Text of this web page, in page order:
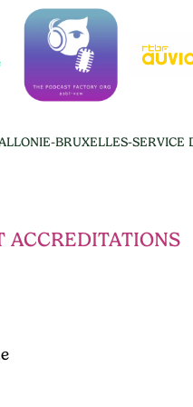
BRUXELLES-SERVICE
ACCREDITATIONS